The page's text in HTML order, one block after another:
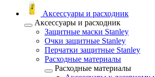
Аксессуары и расходник
Аксессуары и расходник
Защитные маски Stanley
Очки защитные Stanley
Перчатки защитные Stanley
Расходные материалы
Расходные материалы